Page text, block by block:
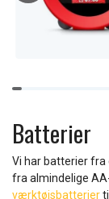
of
10
Batterier
Vi har batterier
fra almindelige
værktøjsbatterier